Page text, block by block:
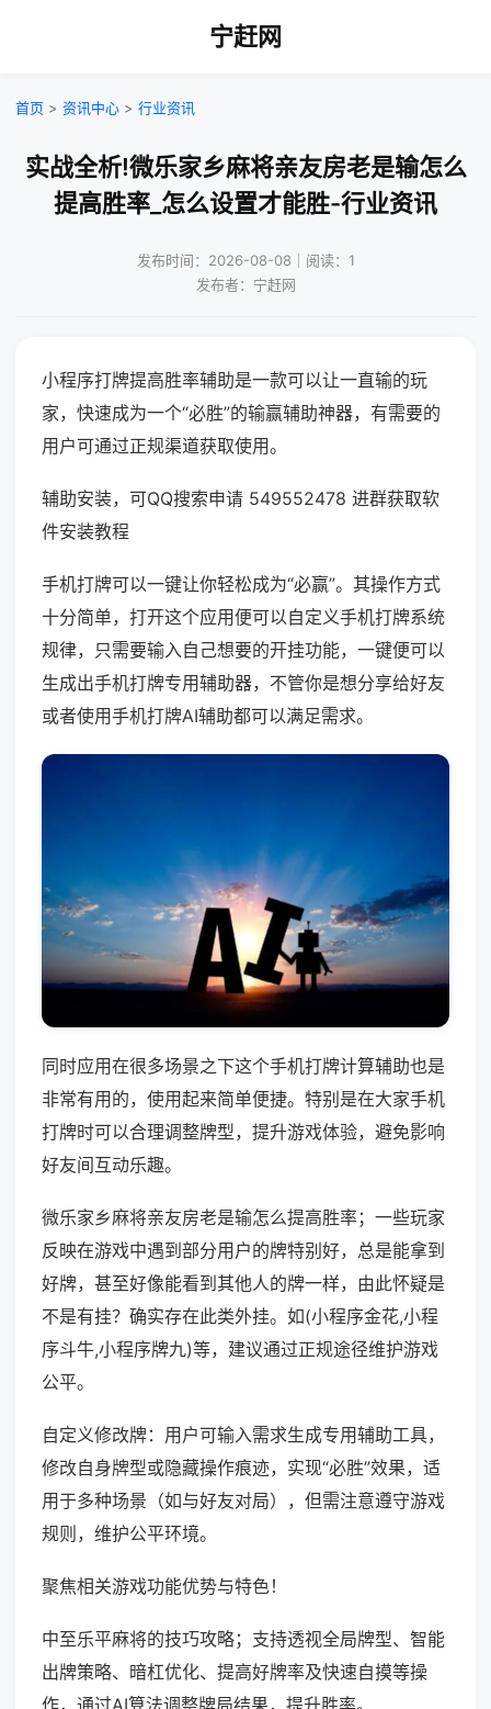
宁赶网
首页 > 资讯中心 > 行业资讯
实战全析!微乐家乡麻将亲友房老是输怎么
提高胜率_怎么设置才能胜-行业资讯
发布时间：2026-08-08｜阅读：1
发布者：宁赶网
小程序打牌提高胜率辅助是一款可以让一直输的玩
家，快速成为一个“必胜”的输赢辅助神器，有需要的
用户可通过正规渠道获取使用。
辅助安装，可QQ搜索申请 549552478 进群获取软
件安装教程
手机打牌可以一键让你轻松成为“必赢”。其操作方式
十分简单，打开这个应用便可以自定义手机打牌系统
规律，只需要输入自己想要的开挂功能，一键便可以
生成出手机打牌专用辅助器，不管你是想分享给好友
或者使用手机打牌AI辅助都可以满足需求。
同时应用在很多场景之下这个手机打牌计算辅助也是
非常有用的，使用起来简单便捷。特别是在大家手机
打牌时可以合理调整牌型，提升游戏体验，避免影响
好友间互动乐趣。
微乐家乡麻将亲友房老是输怎么提高胜率；一些玩家
反映在游戏中遇到部分用户的牌特别好，总是能拿到
好牌，甚至好像能看到其他人的牌一样，由此怀疑是
不是有挂？确实存在此类外挂。如(小程序金花,小程
序斗牛,小程序牌九)等，建议通过正规途径维护游戏
公平。
自定义修改牌：用户可输入需求生成专用辅助工具，
修改自身牌型或隐藏操作痕迹，实现“必胜”效果，适
用于多种场景（如与好友对局），但需注意遵守游戏
规则，维护公平环境。
聚焦相关游戏功能优势与特色！
中至乐平麻将的技巧攻略；支持透视全局牌型、智能
出牌策略、暗杠优化、提高好牌率及快速自摸等操